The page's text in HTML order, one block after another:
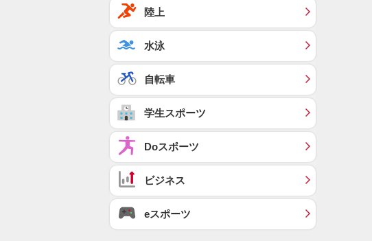
陸上
水泳
自転車
学生スポーツ
Doスポーツ
ビジネス
eスポーツ